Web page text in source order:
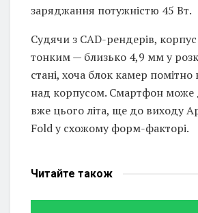
заряджання потужністю 45 Вт.
Судячи з CAD-рендерів,
тонким — близько 4,9 мм у
стані, хоча блок камер
над корпусом. Смартфон може
вже цього літа, ще до виходу
Fold у схожому форм-факторі.
Читайте також